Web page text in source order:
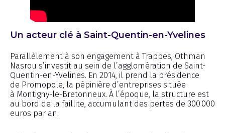
Un acteur clé à Saint-Quentin-en-Yvelines
Parallèlement à son engagement à Trappes, Othman
Nasrou s’investit au sein de l’agglomération de Saint-
Quentin-en-Yvelines. En 2014, il prend la présidence
de Promopole, la pépinière d’entreprises située
à Montigny-le-Bretonneux. À l’époque, la structure est
au bord de la faillite, accumulant des pertes de 300 000
euros par an.